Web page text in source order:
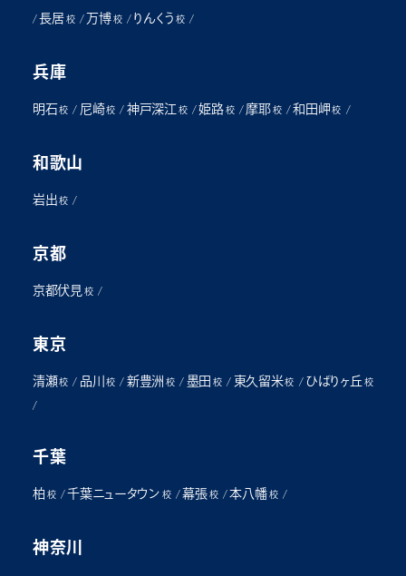
/長居 校/万博 校/ りんくう 校/
兵庫
明石 校 / 尼崎 校 / 神戸深江 校/姫路 校/ 摩耶 校/和田岬 校 /
和歌山
岩出 校 /
京都
京都伏見 校/
東京
清瀬 校 / 品川 校 / 新豊洲 校/ 墨田 校/ 東久留米 校 / ひばりヶ丘 校
/
千葉
柏 校/千葉ニュータウン 校/幕張 校/本八幡 校/
神奈川